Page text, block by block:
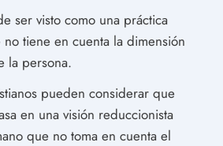
ser visto como una práctica
tiene en cuenta la dimensión
la persona.
pueden considerar que
en una visión reduccionista
que no toma en cuenta el